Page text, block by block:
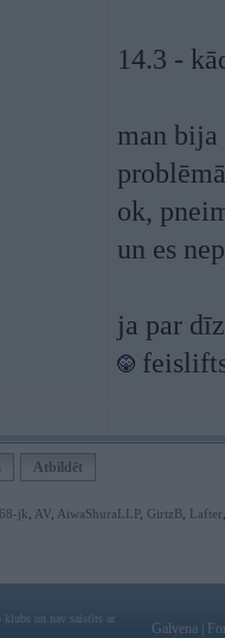
14.3 -
man bija
ok,
un es
ja par
Atbildēt
jk AV AiwaShuraLLP, GirtzB Lafter
klubs un nav saistīts ar
Galvena